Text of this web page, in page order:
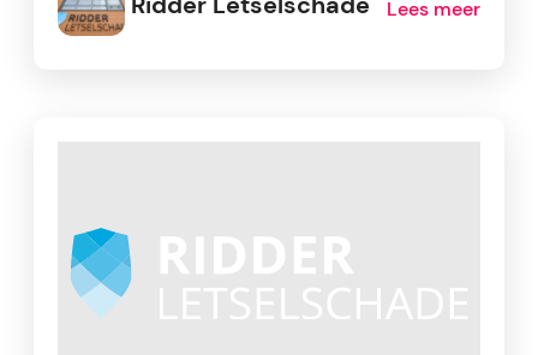
Lees meer